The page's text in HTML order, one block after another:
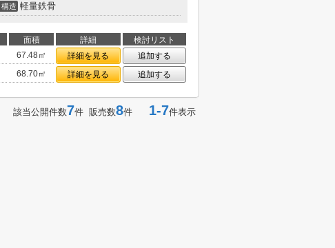
構造 軽量鉄骨
面積 詳細
検討リスト
67.48㎡ 詳細を見る
追加する
68.70㎡ 詳細を見る 追加する
該当公開件数7件 販売数8件 1-7件表示